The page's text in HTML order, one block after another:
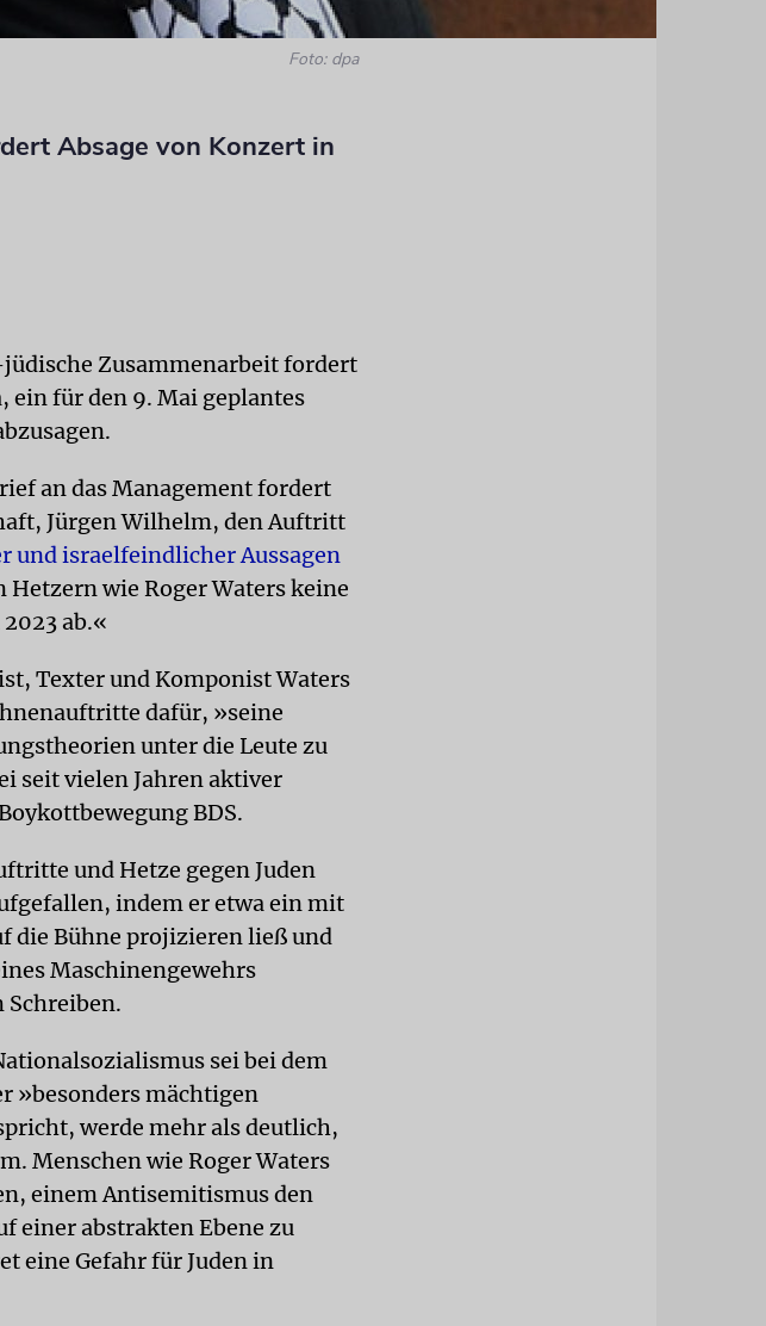
Foto: dpa
Absage von Konzert in
Zusammenarbeit fordert
ein für den 9. Mai geplantes
an das Management fordert
Jürgen Wilhelm, den Auftritt
und israelfeindlicher Aussagen
wie Roger Waters keine
ab.«
Texter und Komponist Waters
dafür, »seine
unter die Leute zu
seit vielen Jahren aktiver
BDS.
und Hetze gegen Juden
indem er etwa ein mit
die Bühne projizieren ließ und
Maschinengewehrs
sei bei dem
»besonders mächtigen
werde mehr als deutlich,
Menschen wie Roger Waters
einem Antisemitismus den
einer abstrakten Ebene zu
eine Gefahr für Juden in